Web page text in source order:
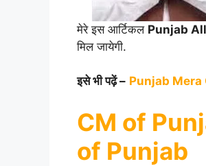
मेरे इस आर्टिकल Punjab
मिल जायेगी.
इसे भी पढ़ें – Punjab Mera
CM of
of Punjab